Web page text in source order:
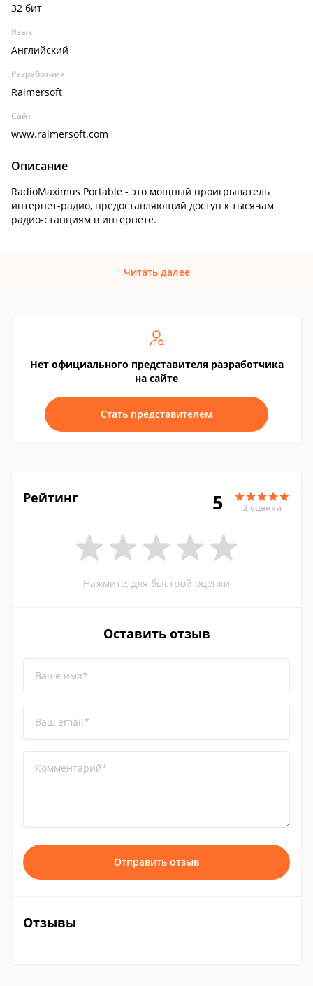
32 бит
Язык
Английский
Разработчик
Raimersoft
Сайт
www.raimersoft.com
Описание
RadioMaximus Portable - это мощный проигрыватель
интернет-радио, предоставляющий доступ к тысячам
радио-станциям в интернете.
Читать далее
Нет официального представителя разработчика
на сайте
Стать представителем
Рейтинг 5 2 оценки
Нажмите, для быстрой оценки
Оставить отзыв
Ваше имя*
Ваш email*
Комментарий*
Отправить отзыв
Отзывы